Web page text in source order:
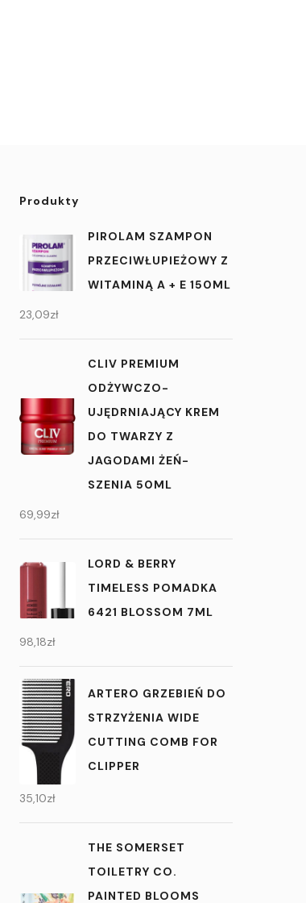
Produkty
PIROLAM SZAMPON
PRZECIWŁUPIEŻOWY Z
WITAMINĄ A + E 150ML
23,09zł
CLIV PREMIUM
ODŻYWCZO-
UJĘDRNIAJĄCY KREM
DO TWARZY Z
JAGODAMI ŻEŃ-
SZENIA 50ML
69,99zł
LORD & BERRY
TIMELESS POMADKA
6421 BLOSSOM 7ML
98,18zł
ARTERO GRZEBIEŃ DO
STRZYŻENIA WIDE
CUTTING COMB FOR
CLIPPER
35,10zł
THE SOMERSET
TOILETRY CO.
PAINTED BLOOMS